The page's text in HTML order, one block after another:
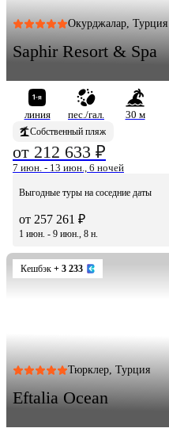
Окурджалар, Турция
Saphir Resort & Spa
линия пес./гал. 30 м
Собственный пляж
от 212 633 ₽
7 июн. - 13 июн., 6 ночей
Выгодные туры на соседние даты
от 257 261 ₽
1 июн. - 9 июн., 8 н.
Кешбэк + 3 233
Тюрклер, Турция
Eftalia Ocean